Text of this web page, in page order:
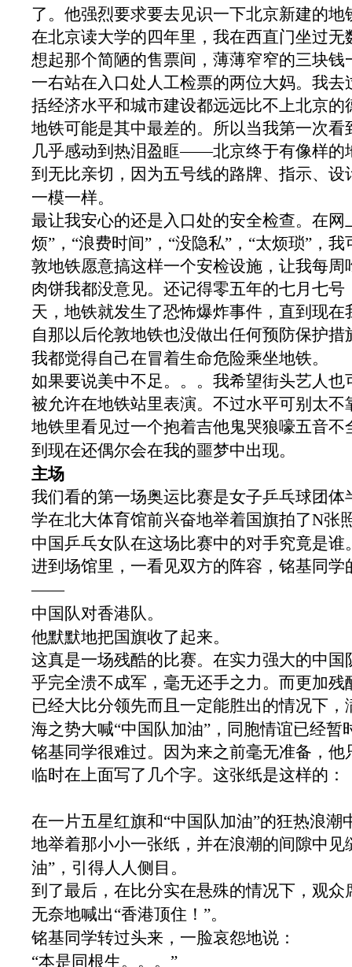
了。他强烈要求要去见识一下北京新建的地
在北京读大学的四年里，我在西直门坐过
想起那个简陋的售票间，薄薄窄窄的三块
一右站在入口处人工检票的两位大妈。我
括经济水平和城市建设都远远比不上北京
地铁可能是其中最差的。所以当我第一次
几乎感动到热泪盈眶――北京终于有像样的
到无比亲切，因为五号线的路牌、指示、
一模一样。
最让我安心的还是入口处的安全检查。在网
烦”，“浪费时间”，“没隐私”，“太烦琐”，
敦地铁愿意搞这样一个安检设施，让我每
肉饼我都没意见。还记得零五年的七月七号
天，地铁就发生了恐怖爆炸事件，直到现
自那以后伦敦地铁也没做出任何预防保护
我都觉得自己在冒着生命危险乘坐地铁。
如果要说美中不足。。。我希望街头艺人
被允许在地铁站里表演。不过水平可别太
地铁里看见过一个抱着吉他鬼哭狼嚎五音
到现在还偶尔会在我的噩梦中出现。
主场
我们看的第一场奥运比赛是女子乒乓球团
学在北大体育馆前兴奋地举着国旗拍了N张
中国乒乓女队在这场比赛中的对手究竟是谁
进到场馆里，一看见双方的阵容，铭基同学
――
中国队对香港队。
他默默地把国旗收了起来。
这真是一场残酷的比赛。在实力强大的中
乎完全溃不成军，毫无还手之力。而更加
已经大比分领先而且一定能胜出的情况下
海之势大喊“中国队加油”，同胞情谊已经暂
铭基同学很难过。因为来之前毫无准备，
临时在上面写了几个字。这张纸是这样的：
在一片五星红旗和“中国队加油”的狂热浪潮
地举着那小小一张纸，并在浪潮的间隙中见
油”，引得人人侧目。
到了最后，在比分实在悬殊的情况下，观
无奈地喊出“香港顶住！”。
铭基同学转过头来，一脸哀怨地说：
“本是同根生。。。”